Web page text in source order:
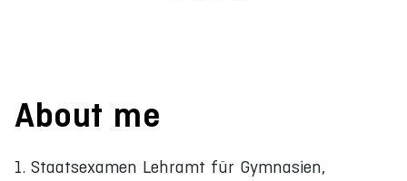
About me
1. Staatsexamen Lehramt für Gymnasien,